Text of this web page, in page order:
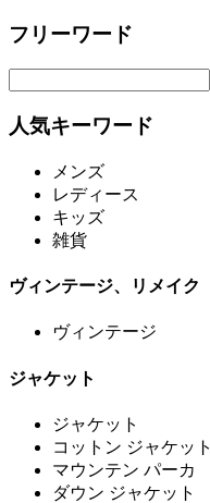
フリーワード
人気キーワード
メンズ
レディース
キッズ
雑貨
ヴィンテージ、リメイク
ヴィンテージ
ジャケット
ジャケット
コットン ジャケット
マウンテン パーカ
ダウン ジャケット